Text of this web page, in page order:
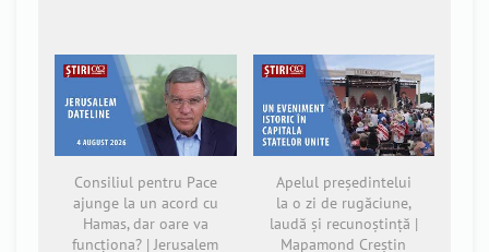
Consiliul pentru Pace
ajunge la un acord cu
Hamas, dar oare va
funcționa? | Jerusalem
Apelul președintelui
la o zi de rugăciune,
laudă și recunoștință |
Mapamond Creștin